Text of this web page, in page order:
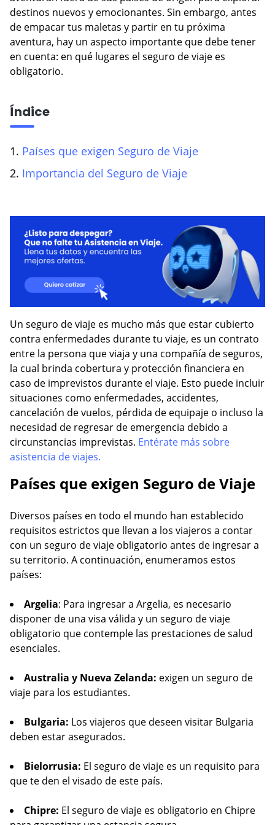
VER BLOG
destinos nuevos y emocionantes. Sin embargo, antes
de empacar tus maletas y partir en tu próxima
aventura, hay un aspecto importante que debe tener
en cuenta: en qué lugares el seguro de viaje es
obligatorio.
Índice
1. Países que exigen Seguro de Viaje
2. Importancia del Seguro de Viaje
Un seguro de viaje es mucho más que estar cubierto
contra enfermedades durante tu viaje, es un contrato
entre la persona que viaja y una compañía de seguros,
la cual brinda cobertura y protección financiera en
caso de imprevistos durante el viaje. Esto puede incluir
situaciones como enfermedades, accidentes,
cancelación de vuelos, pérdida de equipaje o incluso la
necesidad de regresar de emergencia debido a
circunstancias imprevistas. Entérate más sobre
asistencia de viajes.
Países que exigen Seguro de Viaje
Diversos países en todo el mundo han establecido
requisitos estrictos que llevan a los viajeros a contar
con un seguro de viaje obligatorio antes de ingresar a
su territorio. A continuación, enumeramos estos
países:
Argelia: Para ingresar a Argelia, es necesario
disponer de una visa válida y un seguro de viaje
obligatorio que contemple las prestaciones de salud
esenciales.
Australia y Nueva Zelanda: exigen un seguro de
viaje para los estudiantes.
Bulgaria: Los viajeros que deseen visitar Bulgaria
deben estar asegurados.
Bielorrusia: El seguro de viaje es un requisito para
que te den el visado de este país.
Chipre: El seguro de viaje es obligatorio en Chipre